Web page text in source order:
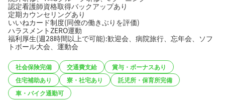
認定看護師資格取得バックアップあり
定期カウンセリングあり
いいねカード制度(同僚の働きぶりを評価)
ハラスメントZERO運動
福利厚生(週28時間以上で可能):歓迎会、病院旅行、忘年会、ソフ
トボール大会、運動会
社会保険完備 交通費支給
賞与・ボーナスあり
住宅補助あり
寮・社宅あり
託児所・保育所完備
車・バイク通勤可